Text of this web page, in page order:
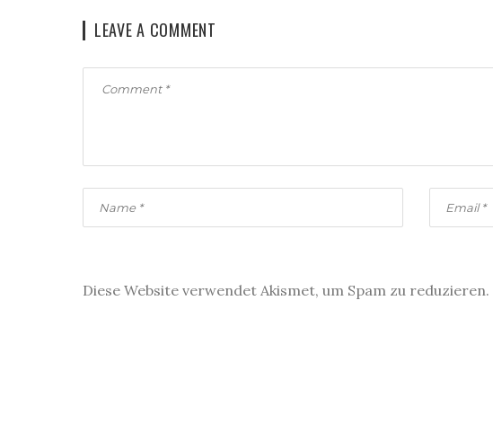
LEAVE A COMMENT
Diese Website verwendet Akismet, um Spam zu reduzieren.